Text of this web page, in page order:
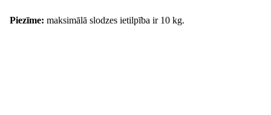
Piezīme: maksimālā slodzes ietilpība ir 10 kg.